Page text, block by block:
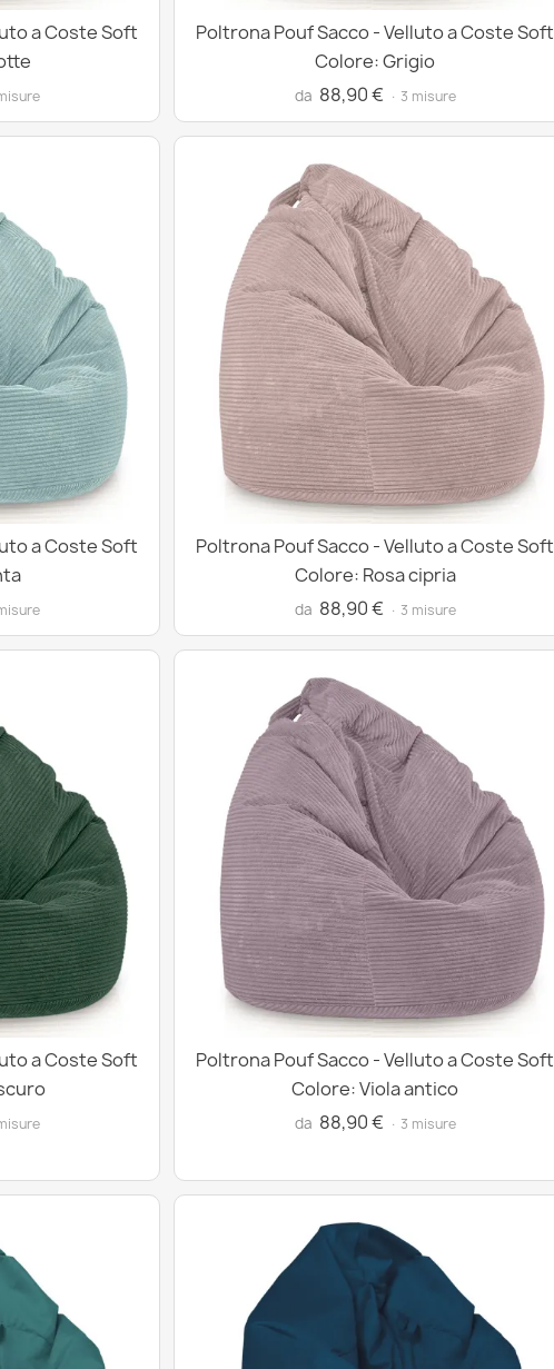
a Coste Soft
Poltrona Pouf Sacco - Velluto a Coste Soft
Colore: Grigio
da 88,90 € · 3 misure
a Coste Soft
Poltrona Pouf Sacco - Velluto a Coste Soft
Colore: Rosa cipria
da 88,90 € · 3 misure
a Coste Soft
Poltrona Pouf Sacco - Velluto a Coste Soft
Colore: Viola antico
da 88,90 € · 3 misure